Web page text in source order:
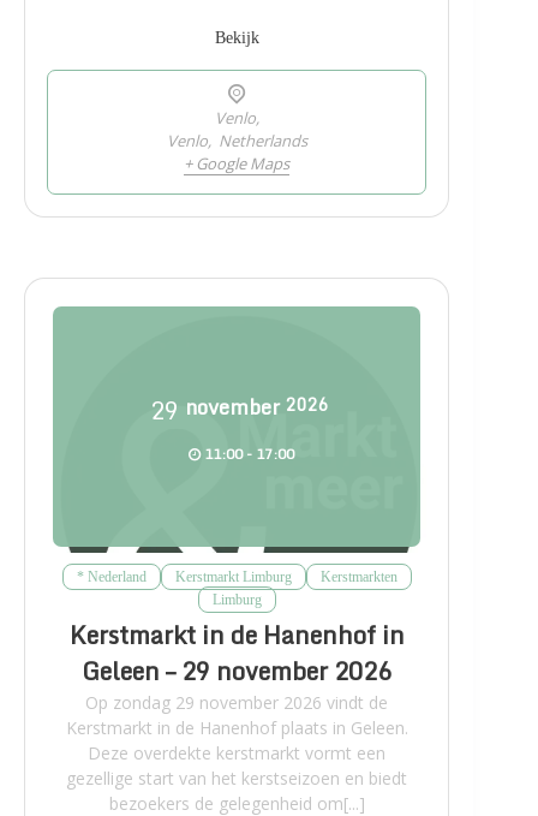
Bekijk
Venlo,
Venlo, Netherlands
+ Google Maps
29 november 2026
11:00 - 17:00
* Nederland Kerstmarkt Limburg
Kerstmarkten
Limburg
Kerstmarkt in de Hanenhof in
Geleen – 29 november 2026
Op zondag 29 november 2026 vindt de
Kerstmarkt in de Hanenhof plaats in Geleen.
Deze overdekte kerstmarkt vormt een
gezellige start van het kerstseizoen en biedt
bezoekers de gelegenheid om[...]